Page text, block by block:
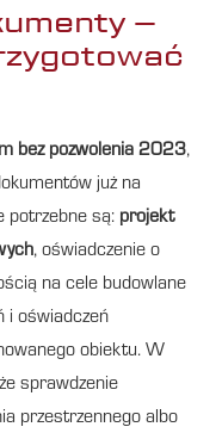
–
bez pozwolenia 2023,
już na
potrzebne są: projekt
, oświadczenie o
na cele budowlane
i oświadczeń
obiektu. W
sprawdzenie
przestrzennego albo